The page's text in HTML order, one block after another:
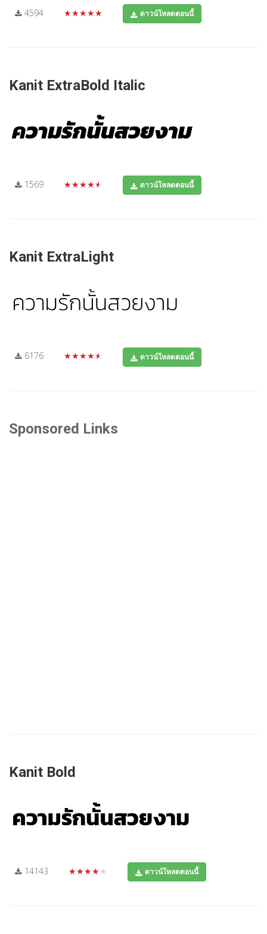
4594 ★★★★★ ดาวน์โหลดตอนนี้
Kanit ExtraBold Italic
1569 ★★★★★ ดาวน์โหลดตอนนี้
Kanit ExtraLight
6176 ★★★★★ ดาวน์โหลดตอนนี้
Sponsored Links
Kanit Bold
14143 ★★★★★ ดาวน์โหลดตอนนี้